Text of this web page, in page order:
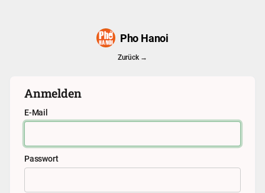
Pho Hanoi
Zurück →
Anmelden
E-Mail
Passwort